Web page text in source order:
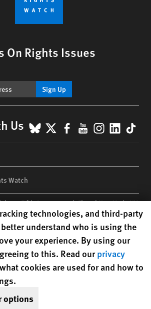
On Rights Issues
Sign Up
Us BlueSky
X Facebook
YouTube
Watch
| 350 Fifth Avenue, 34th Floor | New York,NY
is a 501(C)(3) nonprofit registered in the US
cookie preferences
technologies, and third-party
understand who is using the
your experience. By using our
to this. Read ourprivacy
cookies are used for and how to
options